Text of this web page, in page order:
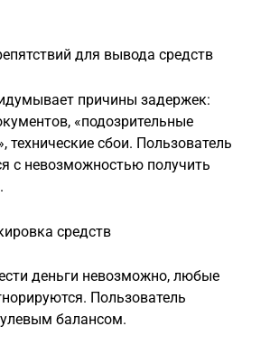
для вывода средств
причины задержек:
«подозрительные
технические сбои. Пользователь
с невозможностью получить
средств
деньги невозможно, любые
Пользователь
балансом.